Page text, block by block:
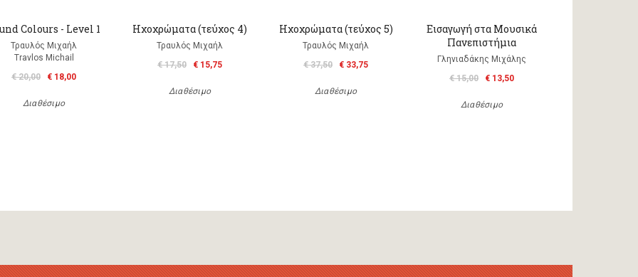
Colours - Level 1
Τραυλός Μιχαήλ
Travlos Michail
€ 20,00
€ 18,00
Διαθέσιμο
Ηχοχρώματα (τεύχος 4)
Τραυλός Μιχαήλ
€ 17,50
€ 15,75
Διαθέσιμο
Ηχοχρώματα (τεύχος 5)
Τραυλός Μιχαήλ
€ 37,50
€ 33,75
Διαθέσιμο
Εισαγωγή στα Μουσικά
Πανεπιστήμια
Γληνιαδάκης Μιχάλης
€ 15,00
€ 13,50
Διαθέσιμο